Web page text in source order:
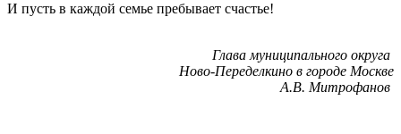
И пусть в каждой семье пребывает счастье!
Глава муниципального округа
Ново-Переделкино в городе Москве
А.В. Митрофанов